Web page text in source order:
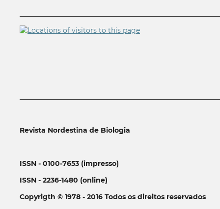
Revista Nordestina de Biologia
ISSN - 0100-7653 (impresso)
ISSN - 2236-1480 (online)
Copyrigth © 1978 - 2016 Todos os direitos reservados